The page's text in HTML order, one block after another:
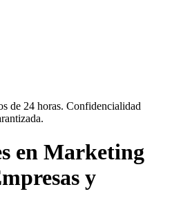
de 24 horas. Confidencialidad
en Marketing
y